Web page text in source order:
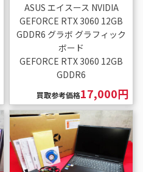
ASUS エイスース NVIDIA
GEFORCE RTX 3060 12GB
GDDR6 グラボ グラフィック
ボード
GEFORCE RTX 3060 12GB
GDDR6
買取参考価格17,000円